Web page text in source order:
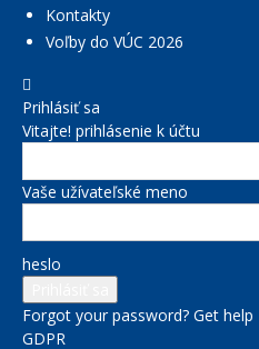
Kontakty
Voľby do VÚC 2026
Prihlásiť sa
Vitajte! prihlásenie k účtu
Vaše užívateľské meno
heslo
Forgot your password? Get help
GDPR